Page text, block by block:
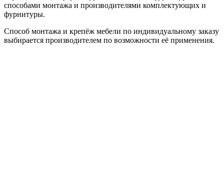
способами монтажа и производителями комплектующих и
фурнитуры.
Способ монтажа и крепёж мебели по индивидуальному заказу
выбирается производителем по возможности её применения.